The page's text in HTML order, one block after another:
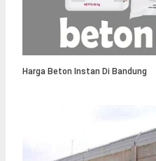
Harga Beton Instan Di Bandung